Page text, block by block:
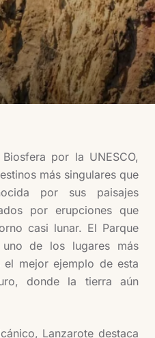
por la UNESCO,
más singulares que
por sus paisajes
por erupciones que
casi lunar. El Parque
de los lugares más
mejor ejemplo de esta
donde la tierra aún
Lanzarote destaca